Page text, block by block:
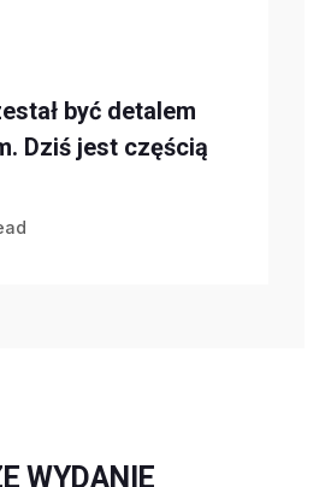
być detalem
Dziś jest częścią
WYDANIE